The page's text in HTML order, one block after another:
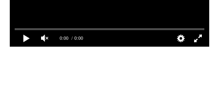
0:00 / 0:00